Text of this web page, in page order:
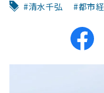
清水千弘 都市